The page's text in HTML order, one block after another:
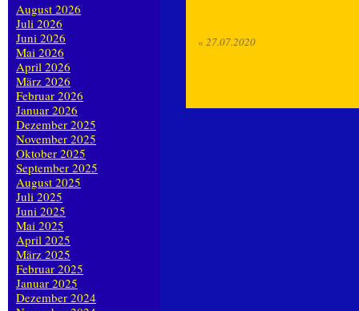
« 27.07.2020
August 2026
Juli 2026
Juni 2026
Mai 2026
April 2026
März 2026
Februar 2026
Januar 2026
Dezember 2025
November 2025
Oktober 2025
September 2025
August 2025
Juli 2025
Juni 2025
Mai 2025
April 2025
März 2025
Februar 2025
Januar 2025
Dezember 2024